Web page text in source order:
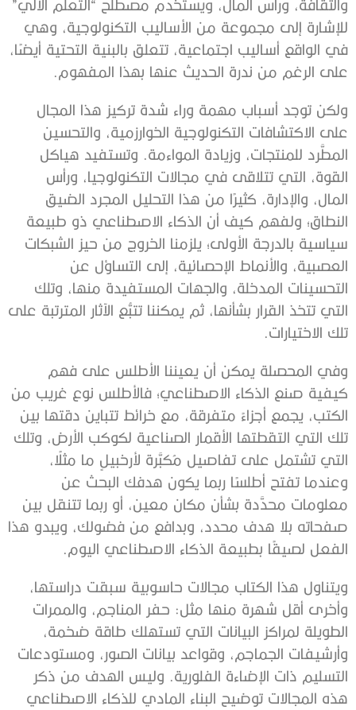
والثقافة، ورأس المال، ويستخدم مصطلح “التعلُّم الآلي”
للإشارة إلى مجموعة من الأساليب التكنولوجية، وهي
في الواقع أساليب اجتماعية، تتعلق بالبنية التحتية أيضًا،
على الرغم من ندرة الحديث عنها بهذا المفهوم.
ولكن توجد أسباب مهمة وراء شدة تركيز هذا المجال
على الاكتشافات التكنولوجية الخوارزمية، والتحسين
المطَّرد للمنتجات، وزيادة المواءمة. وتستفيد هياكل
القوة، التي تتلاقى في مجالات التكنولوجيا، ورأس
المال، والإدارة، كثيرًا من هذا التحليل المجرد الضيق
النطاق؛ ولفهم كيف أن الذكاء الاصطناعي ذو طبيعة
سياسية بالدرجة الأولى؛ يلزمنا الخروج من حيز الشبكات
العصبية، والأنماط الإحصائية، إلى التساؤل عن
التحسينات المدخلة، والجهات المستفيدة منها، وتلك
التي تتخذ القرار بشأنها، ثم يمكننا تتبُّع الآثار المترتبة على
تلك الاختيارات.
وفي المحصلة يمكن أن يعيننا الأطلس على فهم
كيفية صنع الذكاء الاصطناعي؛ فالأطلس نوع غريب من
الكتب، يجمع أجزاءً متفرقة، مع خرائط تتباين دقتها بين
تلك التي التقطتها الأقمار الصناعية لكوكب الأرض، وتلك
التي تشتمل على تفاصيل مُكبَّرة لأرخبيلٍ ما مثلًا،
وعندما تفتح أطلسًا ربما يكون هدفك البحث عن
معلومات محدَّدة بشأن مكان معين، أو ربما تتنقل بين
صفحاته بلا هدف محدد، وبدافع من فضولك، ويبدو هذا
الفعل لصيقًا بطبيعة الذكاء الاصطناعي اليوم.
ويتناول هذا الكتاب مجالات حاسوبية سبقت دراستها،
وأخرى أقل شهرة منها مثل: حفر المناجم، والممرات
الطويلة لمراكز البيانات التي تستهلك طاقة ضخمة،
وأرشيفات الجماجم، وقواعد بيانات الصور، ومستودعات
التسليم ذات الإضاءة الفلورية. وليس الهدف من ذكر
هذه المجالات توضيح البناء المادي للذكاء الاصطناعي